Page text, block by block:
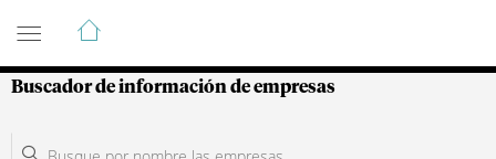
Guía de Empresas Colombianas
Buscador de información de empresas